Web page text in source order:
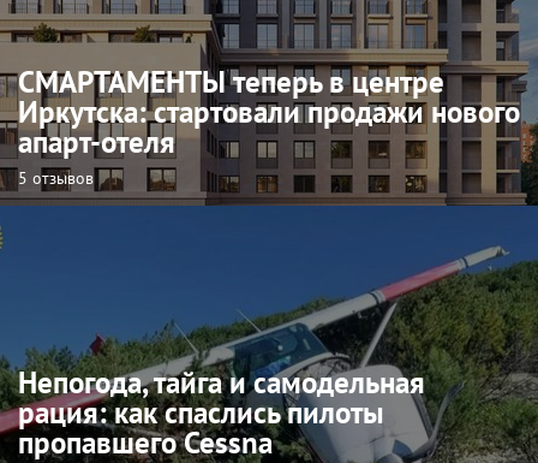
СМАРТАМЕНТЫ теперь в центре
Иркутска: стартовали продажи нового
апарт-отеля
5 отзывов
Непогода, тайга и самодельная
рация: как спаслись пилоты
пропавшего Cessna